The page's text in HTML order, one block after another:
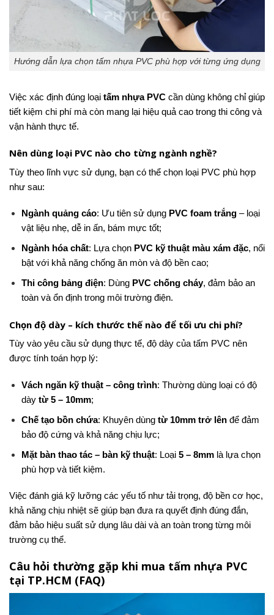
Hướng dẫn lựa chọn tấm nhựa PVC phù hợp với từng ứng dụng
Việc xác định đúng loại tấm nhựa PVC cần dùng không chỉ giúp
tiết kiệm chi phí mà còn mang lại hiệu quả cao trong thi công và
vận hành thực tế.
Nên dùng loại PVC nào cho từng ngành nghề?
Tùy theo lĩnh vực sử dụng, bạn có thể chọn loại PVC phù hợp
như sau:
Ngành quảng cáo: Ưu tiên sử dụng PVC foam trắng– loại
vật liệu nhẹ, dễ in ấn, bám mực tốt;
Ngành hóa chất: Lựa chọn PVC kỹ thuật màu xám đặc, nổi
bật với khả năng chống ăn mòn và độ bền cao;
Thi công bảng điện: Dùng PVC chống cháy, đảm bảo an
toàn và ổn định trong môi trường điện.
Chọn độ dày – kích thước thế nào để tối ưu chi phí?
Tùy vào yêu cầu sử dụng thực tế, độ dày của tấm PVC nên
được tính toán hợp lý:
Vách ngăn kỹ thuật – công trình: Thường dùng loại có độ
dày từ 5 – 10mm;
Chế tạo bồn chứa: Khuyên dùng từ 10mm trở lênđể đảm
bảo độ cứng và khả năng chịu lực;
Mặt bàn thao tác – bàn kỹ thuật: Loại 5 – 8mmlà lựa chọn
phù hợp và tiết kiệm.
Việc đánh giá kỹ lưỡng các yếu tố như tải trọng, độ bền cơ học,
khả năng chịu nhiệt sẽ giúp bạn đưa ra quyết định đúng đắn,
đảm bảo hiệu suất sử dụng lâu dài và an toàn trong từng môi
trường cụ thể.
Câu hỏi thường gặp khi mua tấm nhựa PVC
tại TP.HCM (FAQ)